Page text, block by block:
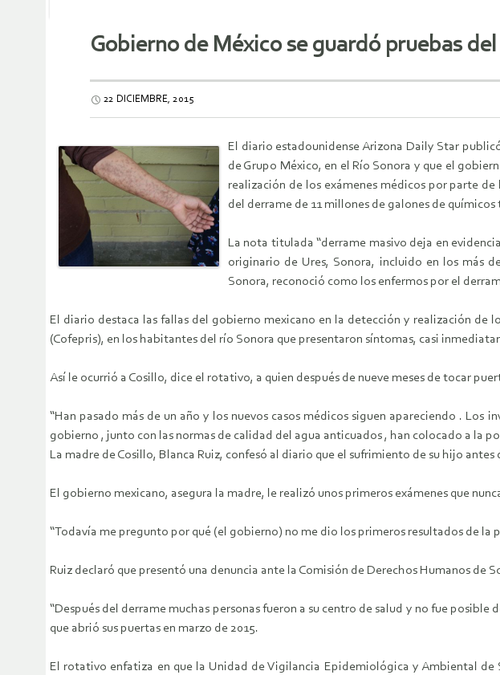
Gobierno de México se guardó pruebas
22 DICIEMBRE, 2015
El diario estadounidense Arizona Daily Star
de Grupo México, en el Río Sonora y que el
realización de los exámenes médicos por parte
del derrame de 11 millones de galones de químicos
La nota titulada “derrame masivo deja en
originario de Ures, Sonora, incluido en los más
Sonora, reconoció como los enfermos por el
El diario destaca las fallas del gobierno mexicano en la detección y realización de
(Cofepris), en los habitantes del río Sonora que presentaron síntomas, casi
Así le ocurrió a Cosillo, dice el rotativo, a quien después de nueve meses de tocar
“Han pasado más de un año y los nuevos casos médicos siguen apareciendo .
gobierno , junto con las normas de calidad del agua anticuados , han colocado a la
La madre de Cosillo, Blanca Ruiz, confesó al diario que el sufrimiento de su hijo
El gobierno mexicano, asegura la madre, le realizó unos primeros exámenes que
“Todavía me pregunto por qué (el gobierno) no me dio los primeros resultados de
Ruiz declaró que presentó una denuncia ante la Comisión de Derechos Humanos de
“Después del derrame muchas personas fueron a su centro de salud y no fue
que abrió sus puertas en marzo de 2015.
El rotativo enfatiza en que la Unidad de Vigilancia Epidemiológica y Ambiental